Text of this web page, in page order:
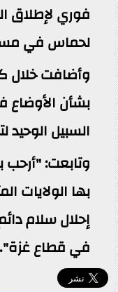
فوري لإطلاق
لحماس في
وأضافت خلال
بشأن الأوضاع
السبيل الوحيد
وتابعت:
بها الولايات
إحلال سلام
في قطاع غزة".